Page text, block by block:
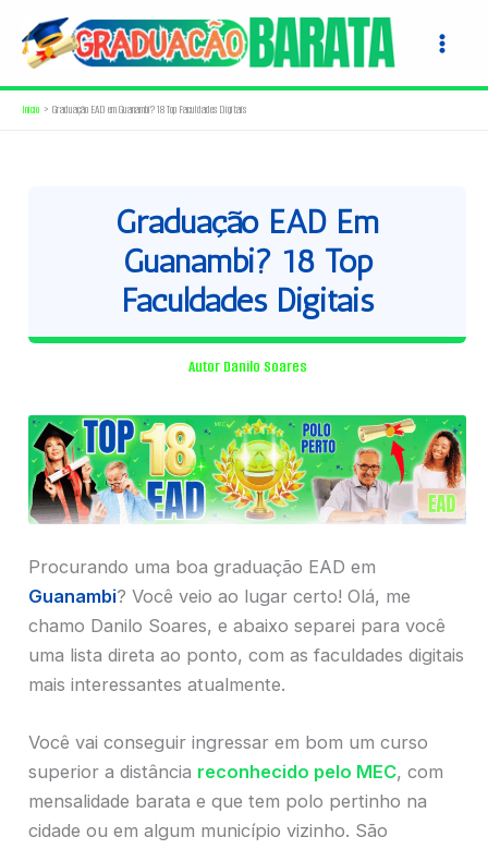
para
conteúdo
Início Graduação EAD em Guanambi? 18 Top Faculdades Digitais
Graduação EAD Em
Guanambi? 18 Top
Faculdades Digitais
Autor Danilo Soares
Procurando uma boa graduação EAD em
Guanambi? Você veio ao lugar certo! Olá, me
chamo Danilo Soares, e abaixo separei para você
uma lista direta ao ponto, com as faculdades digitais
mais interessantes atualmente.
Você vai conseguir ingressar em bom um curso
superior a distância reconhecido pelo MEC, com
mensalidade barata e que tem polo pertinho na
cidade ou em algum município vizinho. São